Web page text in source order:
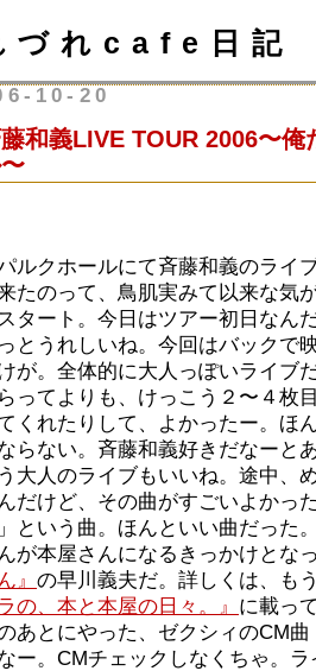
づれcafe日記
10-20
和義LIVE TOUR 2006〜俺
ルクホールにて斉藤和義のライ
たのって、鳥肌実みて以来な気
タート。今日はツアー初日なん
とうれしいね。今回はバックで
が。全体的に大人っぽいライブ
ってよりも、けっこう２〜４枚
くれたりして、よかったー。ほ
らない。斉藤和義好きだなーと
大人のライブもいいね。途中、
だけど、その曲がすごいよかっ
という曲。ほんといい曲だった
が本屋さんになるきっかけとな
』 の早川義夫だ。詳しくは、も
の、本と本屋の日々。』 に載っ
あとにやった、ゼクシィのCM
ー。CMチェックしなくちゃ。